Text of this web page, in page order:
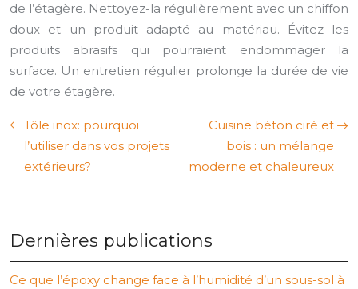
de l’étagère. Nettoyez-la régulièrement avec un chiffon
doux et un produit adapté au matériau. Évitez les
produits abrasifs qui pourraient endommager la
surface. Un entretien régulier prolonge la durée de vie
de votre étagère.
Tôle inox: pourquoi
l’utiliser dans vos projets
extérieurs?
Cuisine béton ciré et
bois : un mélange
moderne et chaleureux
Dernières publications
Ce que l’époxy change face à l’humidité d’un sous-sol à